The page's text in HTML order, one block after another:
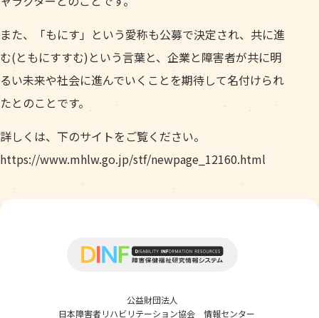
また、「もにす」という愛称も公募で決定され、共に進
む(ともにすすむ)という言葉と、企業と障害者が共に明
るい未来や社会に進んでいくことを期待して名付けられ
たとのことです。
詳しくは、下のサイトをご覧ください。
https://www.mhlw.go.jp/stf/newpage_12160.html
公益財団法人
日本障害者リハビリテーション協会 情報センター